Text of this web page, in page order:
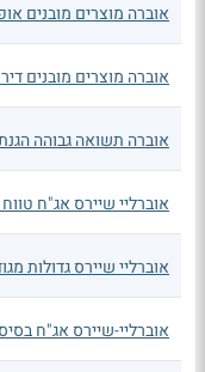
אוברה מוצרים מובנים
אוברה מוצרים מובנים
אוברה תשואה גבוהה
אוברליי שיירס אג"ח
אוברליי שיירס גדולות
אוברליי-שיירס אג"ח